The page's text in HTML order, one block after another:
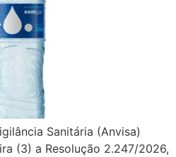
Sanitária (Anvisa)
(3) a Resolução 2.247/2026,